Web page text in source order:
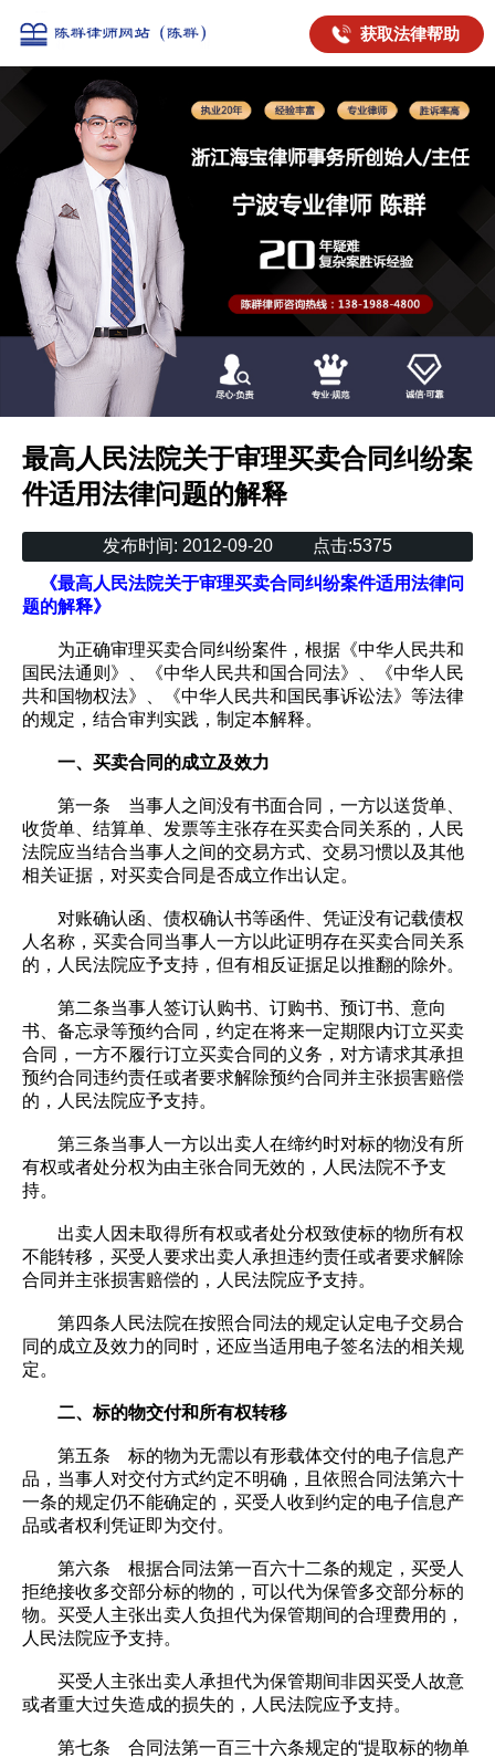
获取法律帮助
最高人民法院关于审理买卖合同纠纷案
件适用法律问题的解释
发布时间: 2012-09-20 点击:5375
《最高人民法院关于审理买卖合同纠纷案件适用法律问
题的解释》
为正确审理买卖合同纠纷案件，根据《中华人民共和
国民法通则》、《中华人民共和国合同法》、《中华人民
共和国物权法》、《中华人民共和国民事诉讼法》等法律
的规定，结合审判实践，制定本解释。
一、买卖合同的成立及效力
第一条 当事人之间没有书面合同，一方以送货单、
收货单、结算单、发票等主张存在买卖合同关系的，人民
法院应当结合当事人之间的交易方式、交易习惯以及其他
相关证据，对买卖合同是否成立作出认定。
对账确认函、债权确认书等函件、凭证没有记载债权
人名称，买卖合同当事人一方以此证明存在买卖合同关系
的，人民法院应予支持，但有相反证据足以推翻的除外。
第二条当事人签订认购书、订购书、预订书、意向
书、备忘录等预约合同，约定在将来一定期限内订立买卖
合同，一方不履行订立买卖合同的义务，对方请求其承担
预约合同违约责任或者要求解除预约合同并主张损害赔偿
的，人民法院应予支持。
第三条当事人一方以出卖人在缔约时对标的物没有所
有权或者处分权为由主张合同无效的，人民法院不予支
持。
出卖人因未取得所有权或者处分权致使标的物所有权
不能转移，买受人要求出卖人承担违约责任或者要求解除
合同并主张损害赔偿的，人民法院应予支持。
第四条人民法院在按照合同法的规定认定电子交易合
同的成立及效力的同时，还应当适用电子签名法的相关规
定。
二、标的物交付和所有权转移
第五条 标的物为无需以有形载体交付的电子信息产
品，当事人对交付方式约定不明确，且依照合同法第六十
一条的规定仍不能确定的，买受人收到约定的电子信息产
品或者权利凭证即为交付。
第六条 根据合同法第一百六十二条的规定，买受人
拒绝接收多交部分标的物的，可以代为保管多交部分标的
物。买受人主张出卖人负担代为保管期间的合理费用的，
人民法院应予支持。
买受人主张出卖人承担代为保管期间非因买受人故意
或者重大过失造成的损失的，人民法院应予支持。
第七条 合同法第一百三十六条规定的“提取标的物单